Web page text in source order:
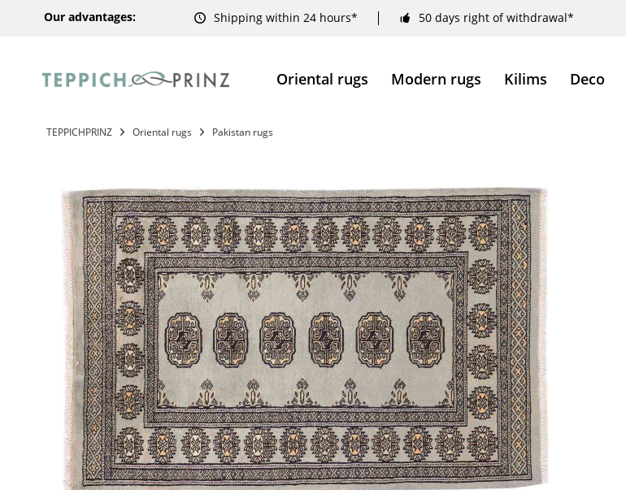
Our advantages: Shipping within 24 hours* 50 days right of withdrawal*
Oriental rugs Modern rugs Kilims Deco
TEPPICHPRINZ Oriental rugs Pakistan rugs